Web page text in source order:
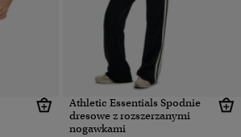
Athletic Essentials Spodnie
dresowe z rozszerzanymi
nogawkami